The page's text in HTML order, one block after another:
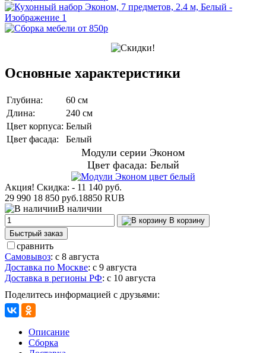
Основные характеристики
Глубина:
60 см
Длина:
240 см
Цвет корпуса: Белый
Цвет фасада:
Белый
Модули серии Эконом
Цвет фасада: Белый
Акция! Скидка: - 11 140 руб.
29 990 18 850 руб.18850 RUB
В наличии
В корзину
Быстрый заказ
сравнить
Самовывоз: с 8 августа
Доставка по Москве: с 9 августа
Доставка в регионы РФ: с 10 августа
Поделитесь информацией с друзьями:
Описание
Сборка